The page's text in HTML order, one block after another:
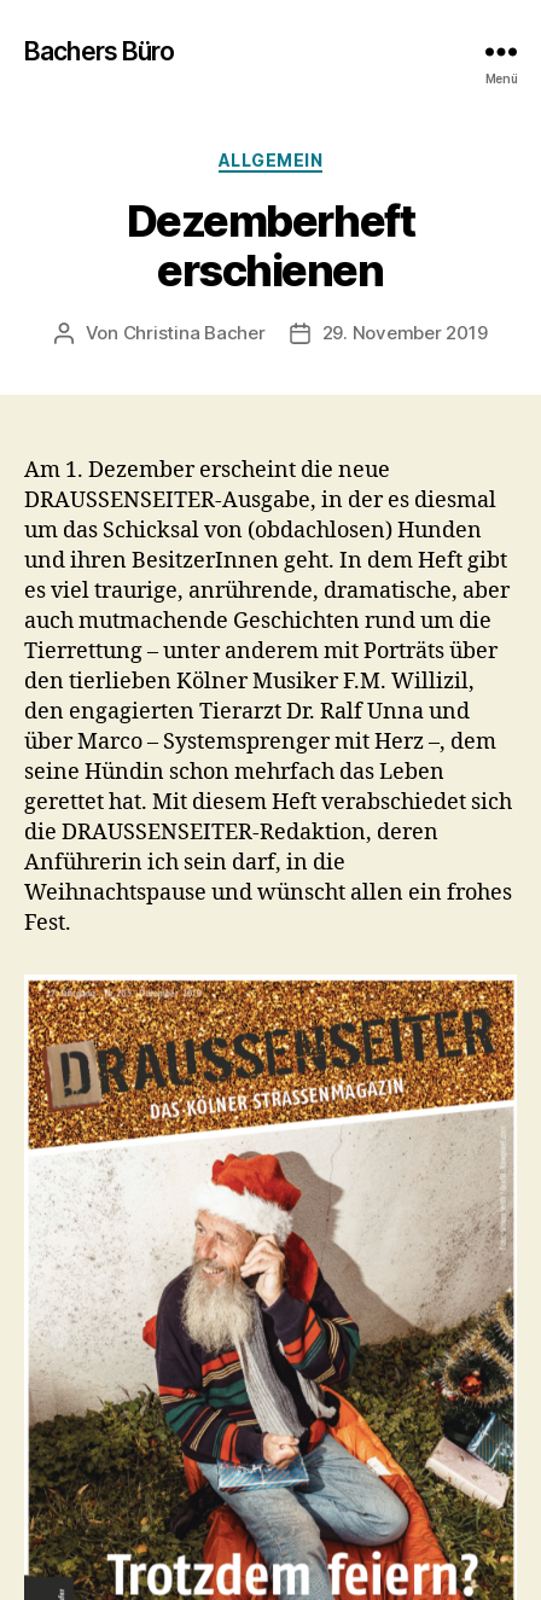
Bachers Büro
Menü
Kategorien
ALLGEMEIN
Dezemberheft
erschienen
Beitragsautor
Von Christina Bacher Veröffentlichungsdatum
29. November 2019
Am 1. Dezember erscheint die neue
DRAUSSENSEITER-Ausgabe, in der es diesmal
um das Schicksal von (obdachlosen) Hunden
und ihren BesitzerInnen geht. In dem Heft gibt
es viel traurige, anrührende, dramatische, aber
auch mutmachende Geschichten rund um die
Tierrettung – unter anderem mit Porträts über
den tierlieben Kölner Musiker F.M. Willizil,
den engagierten Tierarzt Dr. Ralf Unna und
über Marco – Systemsprenger mit Herz –, dem
seine Hündin schon mehrfach das Leben
gerettet hat. Mit diesem Heft verabschiedet sich
die DRAUSSENSEITER-Redaktion, deren
Anführerin ich sein darf, in die
Weihnachtspause und wünscht allen ein frohes
Fest.